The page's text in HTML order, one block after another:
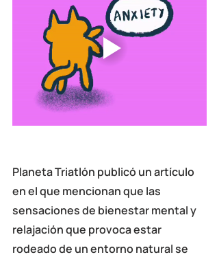
Planeta Triatlón publicó un artículo
en el que mencionan que las
sensaciones de bienestar mental y
relajación que provoca estar
rodeado de un entorno natural se